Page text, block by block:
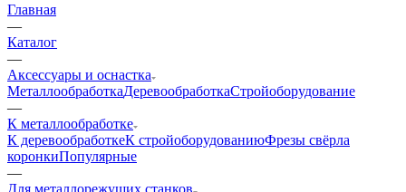
Главная
—
Каталог
—
Аксeccyapы и оснастка
МеталлообработкаДеревообработкаСтройоборудование
—
К металлообработке
К деревообработкеК стройоборудованиюФрезы свёрла
коронкиПопулярные
—
Для металлорежущих станков